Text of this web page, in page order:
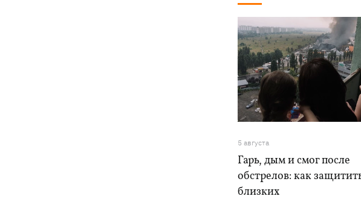
5 августа
Гарь, дым и смог после
обстрелов: как
близких